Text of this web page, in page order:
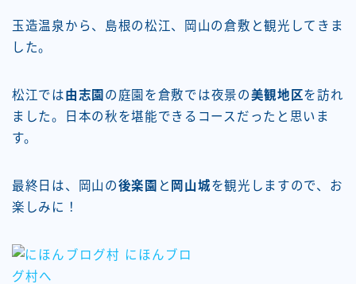
玉造温泉から、島根の松江、岡山の倉敷と観光してきま
した。
松江では由志園 の庭園を倉敷では夜景の美観地区を訪れ
ました。日本の秋を堪能できるコースだったと思いま
す。
最終日は、岡山の後楽園 と 岡山城を観光しますので、お
楽しみに！